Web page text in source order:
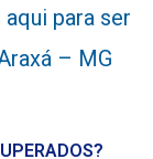
para ser
– MG